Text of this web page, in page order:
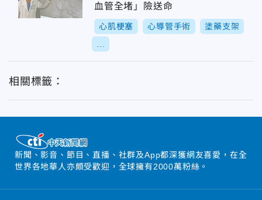
血管全堵」險送命
心肌梗塞 心導管手術 塗藥支架
相關標籤：
新聞、影音、節目、直播、社群及App都深獲網友喜愛，在全
世界各地華人亦頗受歡迎，全球擁有2000萬粉絲。